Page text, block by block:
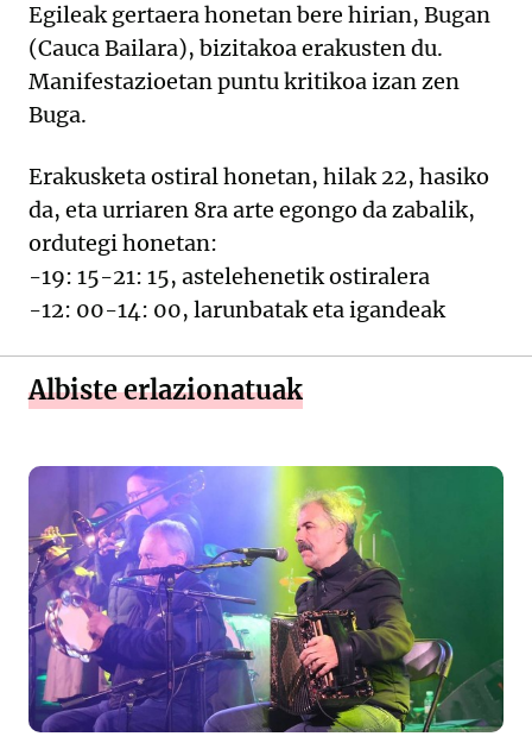
Egileak gertaera honetan bere hirian, Bugan
(Cauca Bailara), bizitakoa erakusten du.
Manifestazioetan puntu kritikoa izan zen
Buga.
Erakusketa ostiral honetan, hilak 22, hasiko
da, eta urriaren 8ra arte egongo da zabalik,
ordutegi honetan:
-19: 15-21: 15, astelehenetik ostiralera
-12: 00-14: 00, larunbatak eta igandeak
Albiste erlazionatuak